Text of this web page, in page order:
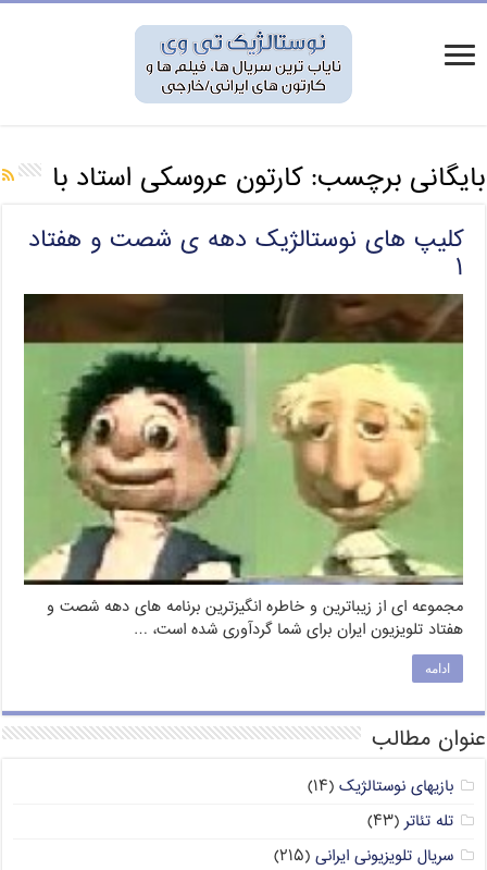
بایگانی برچسب:کارتون عروسکی استاد با
کلیپ های نوستالژیک دهه ی شصت و هفتاد
۱
مجموعه ای از زیباترین و خاطره انگیزترین برنامه های دهه شصت و
هفتاد تلویزیون ایران برای شما گردآوری شده است، …
ادامه
عنوان مطالب
بازیهای نوستالژیک (۱۴)
تله تئاتر (۴۳)
سریال تلویزیونی ایرانی (۲۱۵)